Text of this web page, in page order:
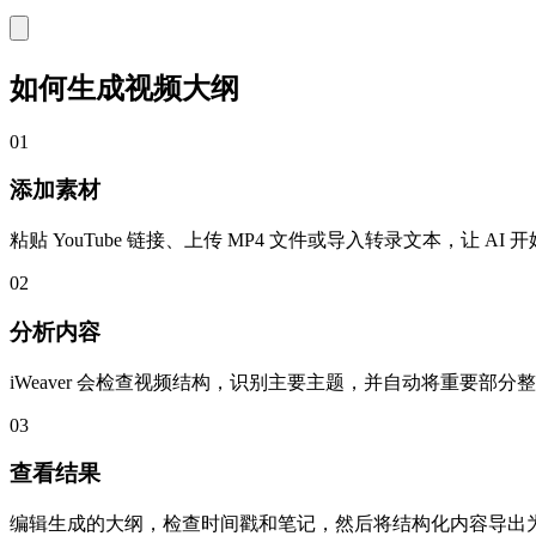
如何生成视频大纲
01
添加素材
粘贴 YouTube 链接、上传 MP4 文件或导入转录文本，让 AI
02
分析内容
iWeaver 会检查视频结构，识别主要主题，并自动将重要部分
03
查看结果
编辑生成的大纲，检查时间戳和笔记，然后将结构化内容导出